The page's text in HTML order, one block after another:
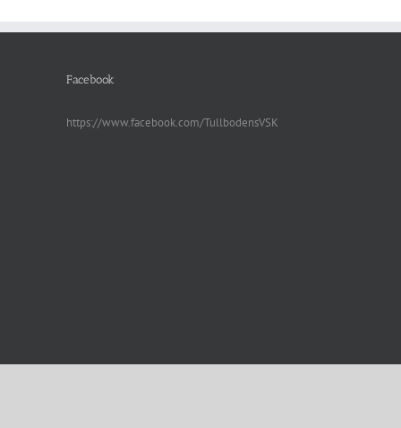
Facebook
https://www.facebook.com/TullbodensVSK